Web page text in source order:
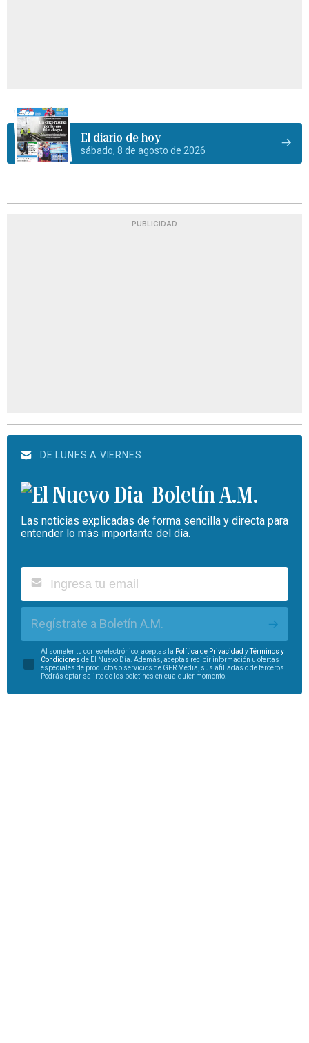
El diario de hoy
sábado, 8 de agosto de 2026
PUBLICIDAD
DE LUNES A VIERNES
Boletín A.M.
Las noticias explicadas de forma sencilla y directa para
entender lo más importante del día.
Regístrate a Boletín A.M.
Al someter tu correo electrónico, aceptas la Política de Privacidad yTérminos y
Condiciones de El Nuevo Día. Además, aceptas recibir información u ofertas
especiales de productos o servicios de GFR Media, sus afiliadas o de terceros.
Podrás optar salirte de los boletines en cualquier momento.